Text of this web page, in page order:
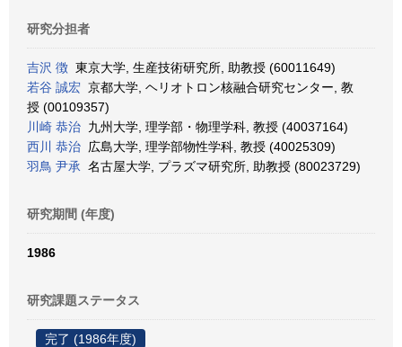
研究分担者
吉沢 徴 東京大学, 生産技術研究所, 助教授 (60011649)
若谷 誠宏 京都大学, ヘリオトロン核融合研究センター, 教
授 (00109357)
川崎 恭治 九州大学, 理学部・物理学科, 教授 (40037164)
西川 恭治 広島大学, 理学部物性学科, 教授 (40025309)
羽鳥 尹承 名古屋大学, プラズマ研究所, 助教授 (80023729)
研究期間 (年度)
1986
研究課題ステータス
完了 (1986年度)